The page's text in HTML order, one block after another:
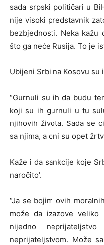
sada srpski političari u
nije visoki predstavnik
bezbjednosti. Neka kažu
što ga neće Rusija. To je
Ubijeni Srbi na Kosovu
“Gurnuli su ih da budu
koji su ih gurnuli u tu
njihovih života. Sada se
sa njima, a oni su opet
Kaže i da sankcije koje
naročito’.
“Ja se bojim ovih
može da izazove veliko
nijedno
neprijateljstvom. Može